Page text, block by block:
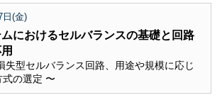
日(金)
におけるセルバランスの基礎と回路
失型セルバランス回路、用途や規模に応じ
の選定 〜